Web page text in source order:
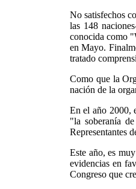
No satisfechos
las 148
conocida como
en Mayo.
tratado
Como que la
nación de la
En el año 2000,
"la soberanía
Representantes
Este año, es
evidencias en
Congreso que